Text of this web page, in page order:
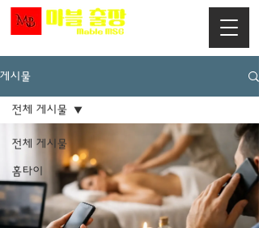
게시물
전체 게시물
홈타이
전체 게시물